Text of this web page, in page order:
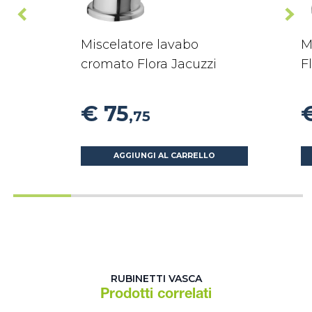
Miscelatore lavabo
cromato Flora Jacuzzi
€ 75,75
AGGIUNGI AL CARRELLO
RUBINETTI VASCA
Prodotti correlati